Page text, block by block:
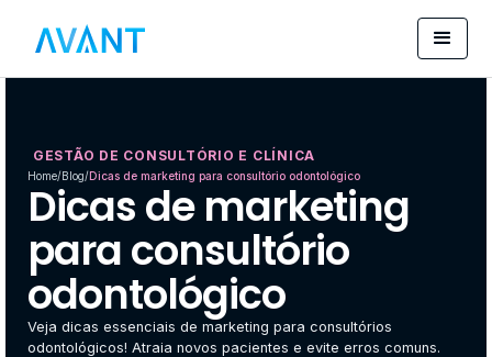
GESTÃO DE CONSULTÓRIO E CLÍNICA
Home/Blog/Dicas de marketing para consultório odontológico
Dicas de marketing
para consultório
odontológico
Veja dicas essenciais de marketing para consultórios
odontológicos! Atraia novos pacientes e evite erros comuns.